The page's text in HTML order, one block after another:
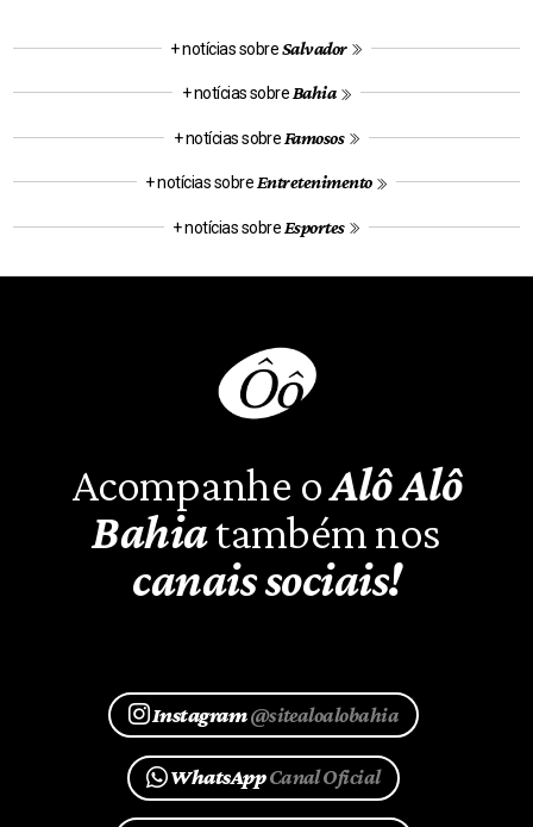
+ notícias sobreSalvador
+ notícias sobre Bahia
+ notícias sobre Famosos
+ notícias sobre Entretenimento
+ notícias sobre Esportes
Acompanhe oAlô Alô
Bahiatambém nos
canais sociais!
Instagram@sitealoalobahia
WhatsAppCanal Oficial